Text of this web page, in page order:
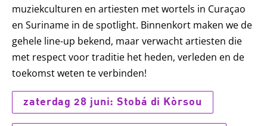
muziekculturen en artiesten met wortels in Curaçao
en Suriname in de spotlight. Binnenkort maken we de
gehele line-up bekend, maar verwacht artiesten die
met respect voor traditie het heden, verleden en de
toekomst weten te verbinden!
zaterdag 28 juni: Stobá di Kòrsou